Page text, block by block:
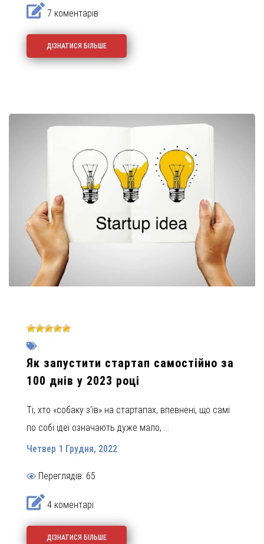
7 коментарів
ДІЗНАТИСЯ БІЛЬШЕ
Як запустити стартап самостійно за
100 днів у 2023 році
Ті, хто «собаку з'їв» на стартапах, впевнені, що самі
по собі ідеї означають дуже мало, ...
Четвер 1 Грудня, 2022
Переглядів: 65
4 коментарі
ДІЗНАТИСЯ БІЛЬШЕ